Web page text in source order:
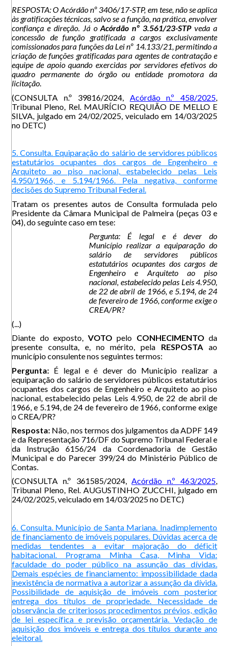
RESPOSTA: O Acórdão nº 3406/17-STP, em tese, não se aplica
às gratificações técnicas, salvo se a função, na prática, envolver
confiança e direção. Já oAcórdão nº 3.561/23-STPveda a
concessão de função gratificada a cargos exclusivamente
comissionados para funções da Lei nº 14.133/21, permitindo a
criação de funções gratificadas para agentes de contratação e
equipe de apoio quando exercidas por servidores efetivos do
quadro permanente do órgão ou entidade promotora da
licitação.
(CONSULTA n.º 39816/2024, Acórdão n.º 458/2025
Tribunal Pleno, Rel. MAURÍCIO REQUIÃO DE MELLO E
SILVA, julgado em 24/02/2025, veiculado em 14/03/2025
no DETC)
5. Consulta. Equiparação do salário de servidores públicos
estatutários ocupantes dos cargos de Engenheiro e
Arquiteto ao piso nacional, estabelecido pelas Leis
4.950/1966, e 5.194/1966. Pela negativa, conforme
decisões do Supremo Tribunal Federal.
Tratam os presentes autos de Consulta formulada pelo
Presidente da Câmara Municipal de Palmeira (peças 03 e
04), do seguinte caso em tese:
Pergunta: É legal e é dever do
Município realizar a equiparação do
salário de servidores públicos
estatutários ocupantes dos cargos de
Engenheiro e Arquiteto ao piso
nacional, estabelecido pelas Leis 4.950,
de 22 de abril de 1966, e 5.194, de 24
de fevereiro de 1966, conforme exige o
CREA/PR?
(...)
Diante do exposto, VOTO pelo CONHECIMENTO da
presente consulta, e, no mérito, pela RESPOSTA ao
município consulente nos seguintes termos:
Pergunta: É legal e é dever do Município realizar a
equiparação do salário de servidores públicos estatutários
ocupantes dos cargos de Engenheiro e Arquiteto ao piso
nacional, estabelecido pelas Leis 4.950, de 22 de abril de
1966, e 5.194, de 24 de fevereiro de 1966, conforme exige
o CREA/PR?
Resposta: Não, nos termos dos julgamentos da ADPF 149
e da Representação 716/DF do Supremo Tribunal Federal e
da Instrução 6156/24 da Coordenadoria de Gestão
Municipal e do Parecer 399/24 do Ministério Público de
Contas.
(CONSULTA n.º 361585/2024,Acórdão n.º 463/2025,
Tribunal Pleno, Rel. AUGUSTINHO ZUCCHI, julgado em
24/02/2025, veiculado em 14/03/2025 no DETC)
6. Consulta. Município de Santa Mariana. Inadimplemento
de financiamento de imóveis populares. Dúvidas acerca de
medidas tendentes a evitar majoração do déficit
habitacional. Programa Minha Casa, Minha Vida:
faculdade do poder público na assunção das dívidas.
Demais espécies de financiamento: impossibilidade dada
inexistência de normativa a autorizar a assunção da dívida.
Possibilidade de aquisição de imóveis com posterior
entrega dos títulos de propriedade. Necessidade de
observância de criteriosos procedimentos prévios, edição
de lei específica e previsão orçamentária. Vedação de
aquisição dos imóveis e entrega dos títulos durante ano
eleitoral.